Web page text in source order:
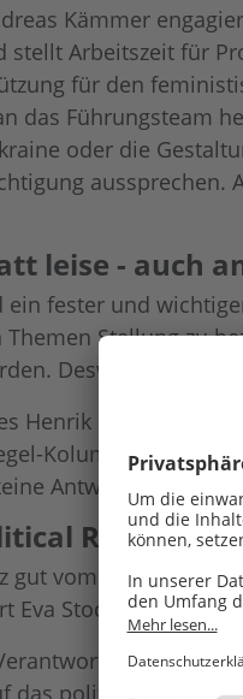
Kämmer
stellt Arbeitszeit für
für den
das Führungsteam
oder die
aussprechen.
leise - auch
ein fester und
Stellung zu
Deswegen
Henrik Müller,
Kolumne
Antwort.
gut vom Konzept
Eva Stock, Chief
für
das politische